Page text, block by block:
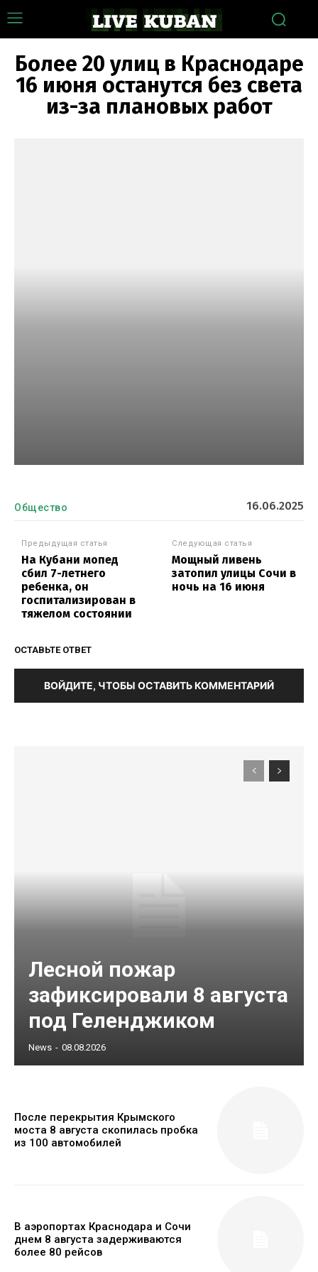
Более 20 улиц в Краснодаре
16 июня останутся без света
из-за плановых работ
Общество 16.06.2025
Предыдущая статья
На Кубани мопед
сбил 7-летнего
ребенка, он
госпитализирован в
тяжелом состоянии
Следующая статья
Мощный ливень
затопил улицы Сочи в
ночь на 16 июня
ОСТАВЬТЕ ОТВЕТ
ВОЙДИТЕ, ЧТОБЫ ОСТАВИТЬ КОММЕНТАРИЙ
Лесной пожар
зафиксировали 8 августа
под Геленджиком
News - 08.08.2026
После перекрытия Крымского
моста 8 августа скопилась пробка
из 100 автомобилей
В аэропортах Краснодара и Сочи
днем 8 августа задерживаются
более 80 рейсов